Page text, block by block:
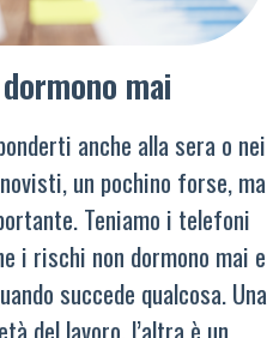
mai
anche alla sera o nei
un pochino forse, ma
Teniamo i telefoni
i rischi non dormono mai e
succede qualcosa. Una
del lavoro, l’altra è un